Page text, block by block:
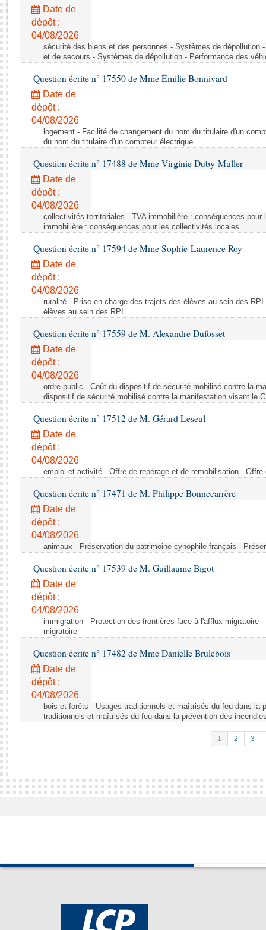
Rapports législatifs
Rapports sur l'application des lois
Baromètre de l’application des lois
Dossiers législatifs
Budget et sécurité sociale
Questions écrites et orales
Comptes rendus des débats
Date de
dépôt :
04/08/2026
sécurité des biens et des personnes - Systèmes de dépollution
et de secours - Systèmes de dépollution - Performance des
Question écrite n° 17550 de Mme Émilie Bonnivard
Date de
dépôt :
04/08/2026
logement - Facilité de changement du nom du titulaire d'un
du nom du titulaire d'un compteur électrique
Question écrite n° 17488 de Mme Virginie Duby-Muller
Date de
dépôt :
04/08/2026
collectivités territoriales - TVA immobilière : conséquences
immobilière : conséquences pour les collectivités locales
Question écrite n° 17594 de Mme Sophie-Laurence Roy
Date de
dépôt :
04/08/2026
ruralité - Prise en charge des trajets des élèves au sein des
élèves au sein des RPI
Question écrite n° 17559 de M. Alexandre Dufosset
Date de
dépôt :
04/08/2026
ordre public - Coût du dispositif de sécurité mobilisé contre la
dispositif de sécurité mobilisé contre la manifestation visant le
Question écrite n° 17512 de M. Gérard Leseul
Date de
dépôt :
04/08/2026
emploi et activité - Offre de repérage et de remobilisation -
Question écrite n° 17471 de M. Philippe Bonnecarrère
Date de
dépôt :
04/08/2026
animaux - Préservation du patrimoine cynophile français -
Question écrite n° 17539 de M. Guillaume Bigot
Date de
dépôt :
04/08/2026
immigration - Protection des frontières face à l'afflux migratoire
migratoire
Question écrite n° 17482 de Mme Danielle Brulebois
Date de
dépôt :
04/08/2026
bois et forêts - Usages traditionnels et maîtrisés du feu dans la
traditionnels et maîtrisés du feu dans la prévention des
1 2 3